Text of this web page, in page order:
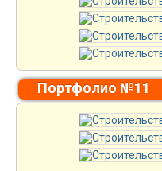
Портфолио №11